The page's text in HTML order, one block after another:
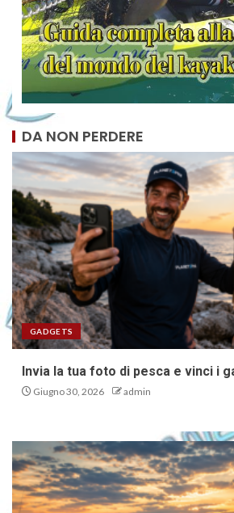
DA NON PERDERE
GADGETS
Invia la tua foto di pesca e vinci i
Giugno 30, 2026 admin